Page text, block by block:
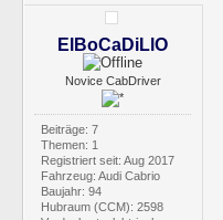
ElBoCaDiLlO
Novice CabDriver
Beiträge: 7
Themen: 1
Registriert seit: Aug 2017
Fahrzeug: Audi Cabrio
Baujahr: 94
Hubraum (CCM): 2598